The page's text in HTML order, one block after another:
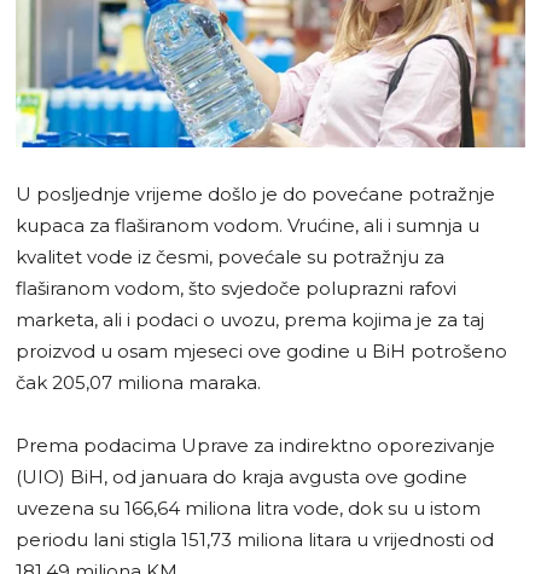
U posljednje vrijeme došlo je do povećane potražnje
kupaca za flaširanom vodom. Vrućine, ali i sumnja u
kvalitet vode iz česmi, povećale su potražnju za
flaširanom vodom, što svjedoče poluprazni rafovi
marketa, ali i podaci o uvozu, prema kojima je za taj
proizvod u osam mjeseci ove godine u BiH potrošeno
čak 205,07 miliona maraka.
Prema podacima Uprave za indirektno oporezivanje
(UIO) BiH, od januara do kraja avgusta ove godine
uvezena su 166,64 miliona litra vode, dok su u istom
periodu lani stigla 151,73 miliona litara u vrijednosti od